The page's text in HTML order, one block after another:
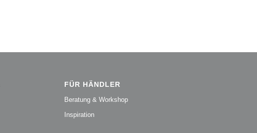
FÜR HÄNDLER
Beratung & Workshop
Inspiration